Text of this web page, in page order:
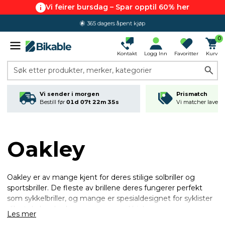
Vi feirer bursdag – Spar opptil 60% her
365 dagers åpent kjøp
Kontakt Logg Inn Favoritter
0
Kurv
Søk etter produkter, merker, kategorier
Vi sender i morgen
Bestill før 01d 07t 22m 34s
Prismatch
Vi matcher
Oakley
Oakley er av mange kjent for deres stilige solbriller og
sportsbriller. De fleste av brillene deres fungerer perfekt
som sykkelbriller, og mange er spesialdesignet for syklister
Les mer